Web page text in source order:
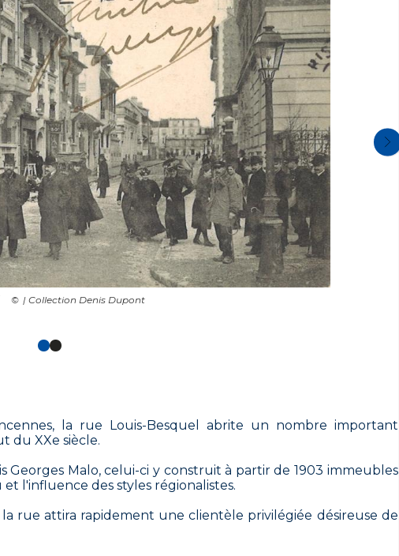
| Collection Denis Dupont
la rue Louis-Besquel abrite un nombre important
du XXe siècle.
Georges Malo, celui-ci y construit à partir de 1903 immeubles
l'influence des styles régionalistes.
rue attira rapidement une clientèle privilégiée désireuse de